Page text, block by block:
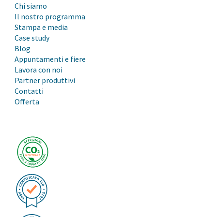
Chi siamo
Il nostro programma
Stampa e media
Case study
Blog
Appuntamenti e fiere
Lavora con noi
Partner produttivi
Contatti
Offerta